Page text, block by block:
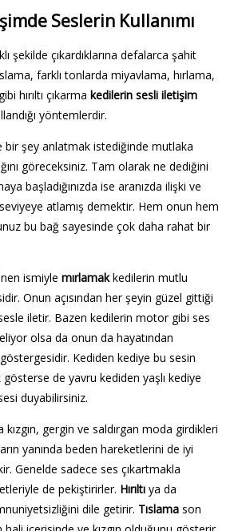
Seslerin Kullanımı
şekilde çıkardıklarına defalarca şahit
farklı tonlarda miyavlama, hırlama,
hırıltı çıkarma kedilerin sesli iletişim
yöntemlerdir.
bir şey anlatmak istediğinde mutlaka
göreceksiniz. Tam olarak ne dediğini
başladığınızda ise aranızda ilişki ve
atlamış demektir. Hem onun hem
bu bağ sayesinde çok daha rahat bir
ismiyle mırlamakkedilerin mutlu
Onun açısından her şeyin güzel gittiği
iletir. Bazen kedilerin motor gibi ses
olsa da onun da hayatından
Kediden kediye bu sesin
de yavru kediden yaşlı kediye
duyabilirsiniz.
kızgın, gergin ve saldırgan moda girdikleri
yanında beden hareketlerini de iyi
Genelde sadece ses çıkartmakla
de pekiştirirler. Hırıltıya da
dile getirir. Tıslamason